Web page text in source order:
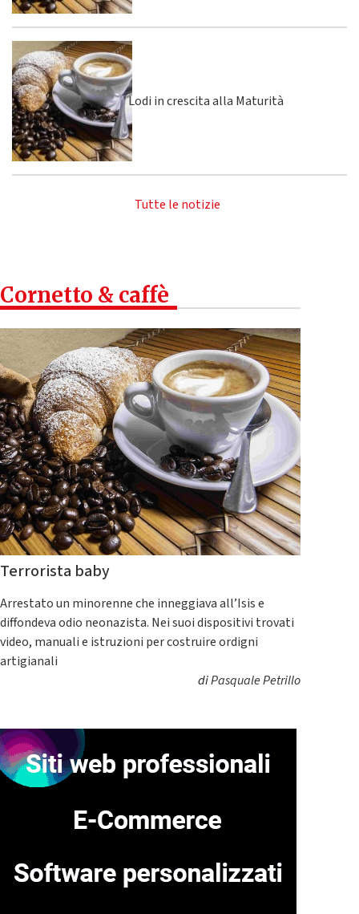
Lodi in crescita alla Maturità
Tutte le notizie
Cornetto & caffè
Terrorista baby
Arrestato un minorenne che inneggiava all’Isis e
diffondeva odio neonazista. Nei suoi dispositivi trovati
video, manuali e istruzioni per costruire ordigni
artigianali
diPasquale Petrillo